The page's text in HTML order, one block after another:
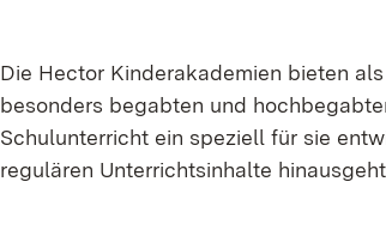
Die Hector Kinderakademien bieten
besonders begabten und
Schulunterricht ein speziell für sie
regulären Unterrichtsinhalte